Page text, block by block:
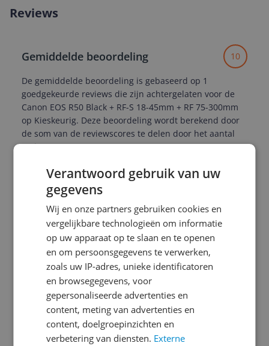
Reviews
Gemiddelde beoordeling 10
De gemiddelde beoordeling is gebaseerd op 1
goedgekeurde reviews die zijn achtergelaten voor de
Canon EOS R50 Black + RF-S 18-45mm + RF 75-300mm
op Kieskeurig. Deze beoordeling wordt berekend door
de som van de reviewscores te delen door het aantal
reviews.
Schrijf een review
r***************@o**********
05-03-
2026
Algemene
score
Reviewscore 10.0
Hele fijne camera. Ligt lekker in de hand en is een
stuk compacter dan mijn oude spiegelreflexcamera.
Bediening is zeer intuïtief en eenvoudig. Ben heel
blijk met deze aankoop.
Verantwoord gebruik van uw
gegevens
Wij en onze partners gebruiken cookies en
vergelijkbare technologieën om informatie
op uw apparaat op te slaan en te openen
en om persoonsgegevens te verwerken,
zoals uw IP-adres, unieke identificatoren
en browsegegevens, voor
gepersonaliseerde advertenties en
content, meting van advertenties en
content, doelgroepinzichten en
verbetering van diensten. Externe